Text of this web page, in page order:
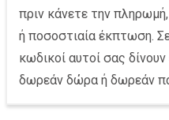
πριν κάνετε την
ή ποσοστιαία έκπτωση.
κωδικοί αυτοί σας
δωρεάν δώρα ή δωρεάν